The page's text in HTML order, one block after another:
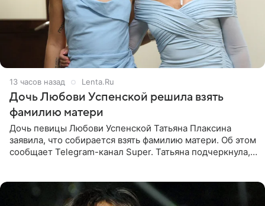
13 часов назад Lenta.Ru
Дочь Любови Успенской решила взять
фамилию матери
Дочь певицы Любови Успенской Татьяна Плаксина
заявила, что собирается взять фамилию матери. Об этом
сообщает Telegram-канал Super. Татьяна подчеркнула,